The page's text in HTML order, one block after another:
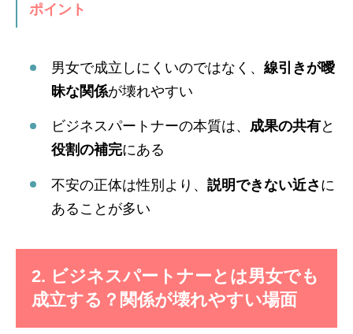
ポイント
男女で成立しにくいのではなく、 線引きが曖
昧な関係が壊れやすい
ビジネスパートナーの本質は、 成果の共有と
役割の補完にある
不安の正体は性別より、 説明できない近さ に
あることが多い
2. ビジネスパートナーとは男女でも
成立する？関係が壊れやすい場面